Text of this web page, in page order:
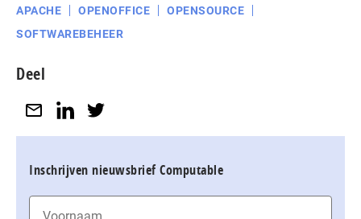
APACHE OPENOFFICE
OPENSOURCE
SOFTWAREBEHEER
Deel
Inschrijven nieuwsbrief Computable